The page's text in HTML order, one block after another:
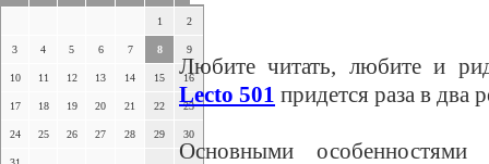
1 2
3 4 5 6 7 8 9
10 11 12 13 14 15 16
17 18 19 20 21 22 23
24 25 26 27 28 29 30
Любите читать, любите и
Lecto 501 придется раза в
Основными